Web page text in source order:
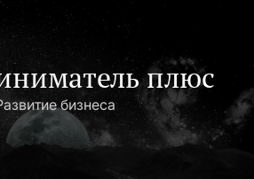
плюс
бизнеса